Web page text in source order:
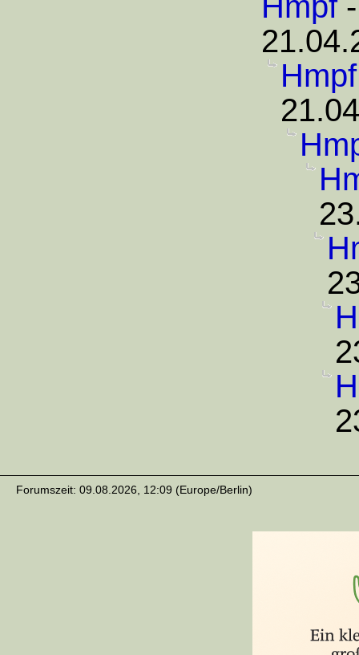
Hmpf
Forumszeit: 09.08.2026, 12:09 (Europe/Berlin)